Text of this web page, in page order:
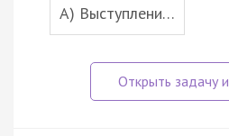
A) Выступлени…